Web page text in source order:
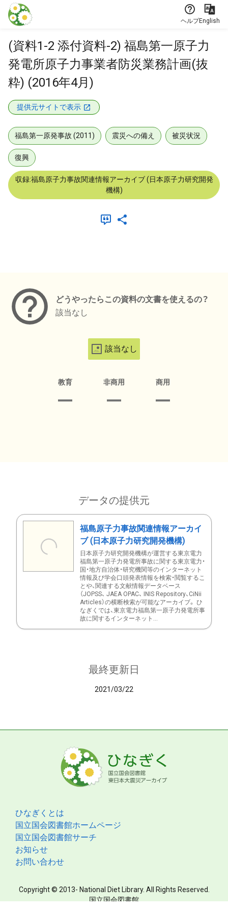
本文に飛ぶ
ヘルプEnglish
(資料1-2 添付資料-2) 福島第一原子力
発電所原子力事業者防災業務計画(抜
粋) (2016年4月)
提供元サイトで表示
福島第一原発事故 (2011) 震災への備え 被災状況
復興
収録:福島原子力事故関連情報アーカイブ (日本原子力研究開発
機構)
どうやったらこの資料の文書を使えるの？
該当なし
該当なし
教育 非商用 商用
データの提供元
福島原子力事故関連情報アーカイ
ブ (日本原子力研究開発機構)
日本原子力研究開発機構が運営する東京電力
福島第一原子力発電所事故に関する東京電力・
国・地方自治体・研究機関等のインターネット
情報及び学会口頭発表情報を検索・閲覧するこ
とや、関連する文献情報データベース
（JOPSS、 JAEA OPAC、 INIS Repository、CiNii
Articles）の横断検索が可能なアーカイブ。 ひ
なぎくでは、東京電力福島第一原子力発電所事
故に関するインターネット...
最終更新日
2021/03/22
ひなぎくとは
国立国会図書館ホームページ
国立国会図書館サーチ
お知らせ
お問い合わせ
Copyright © 2013- National Diet Library. All Rights Reserved.